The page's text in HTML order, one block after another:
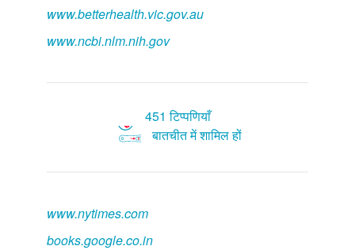
www.betterhealth.vic.gov.au
www.ncbi.nlm.nih.gov
451 टिप्पणियाँ
बातचीत में शामिल हों
www.nytimes.com
books.google.co.in